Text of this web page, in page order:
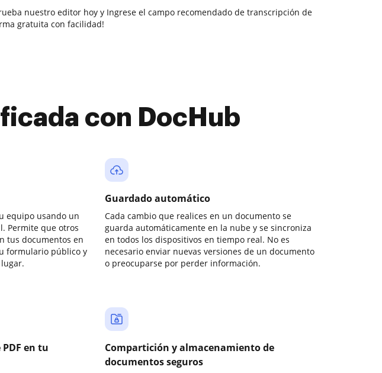
nuestro editor hoy y Ingrese el campo recomendado de transcripción de
gratuita con facilidad!
con DocHub
equipo usando un
Permite que otros
tus documentos en
formulario público y
Guardado automático
Cada cambio que realices en un documento se
guarda automáticamente en la nube y se sincroniza
en todos los dispositivos en tiempo real. No es
necesario enviar nuevas versiones de un documento
o preocuparse por perder información.
en tu
Compartición y almacenamiento de
documentos seguros